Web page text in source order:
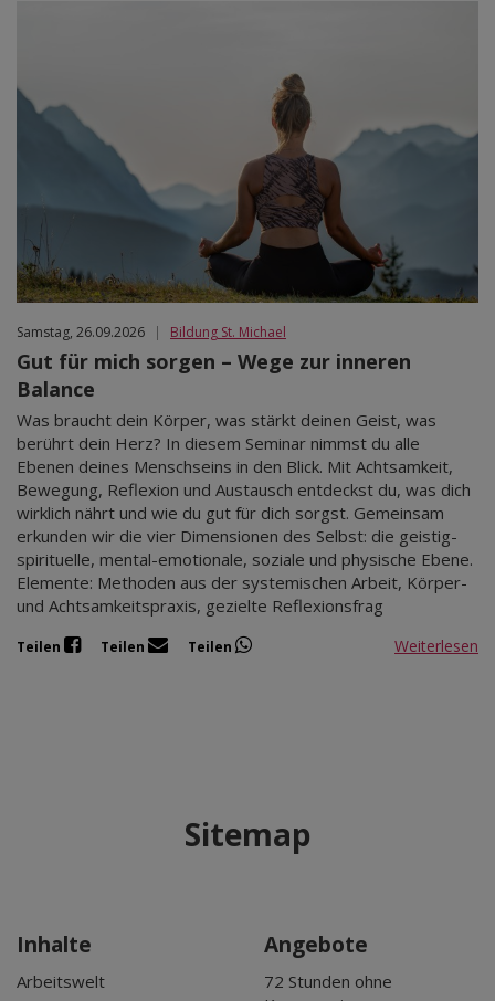
Samstag, 26.09.2026 | Bildung St. Michael
Gut für mich sorgen – Wege zur inneren
Balance
Was braucht dein Körper, was stärkt deinen Geist, was
berührt dein Herz? In diesem Seminar nimmst du alle
Ebenen deines Menschseins in den Blick. Mit Achtsamkeit,
Bewegung, Reflexion und Austausch entdeckst du, was dich
wirklich nährt und wie du gut für dich sorgst. Gemeinsam
erkunden wir die vier Dimensionen des Selbst: die geistig-
spirituelle, mental-emotionale, soziale und physische Ebene.
Elemente: Methoden aus der systemischen Arbeit, Körper-
und Achtsamkeitspraxis, gezielte Reflexionsfrag
Teilen Teilen Teilen Weiterlesen
Sitemap
Inhalte
Arbeitswelt
Angebote
72 Stunden ohne